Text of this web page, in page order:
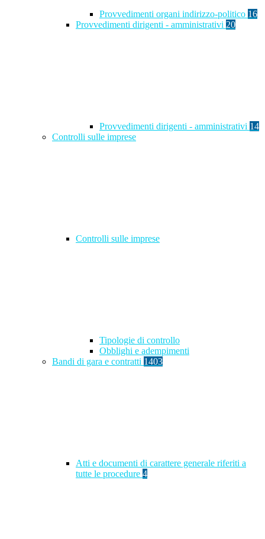
Provvedimenti organi indirizzo-politico 16
Provvedimenti dirigenti - amministrativi 20
Provvedimenti dirigenti - amministrativi 14
Controlli sulle imprese
Controlli sulle imprese
Tipologie di controllo
Obblighi e adempimenti
Bandi di gara e contratti 1403
Atti e documenti di carattere generale riferiti a
tutte le procedure 4